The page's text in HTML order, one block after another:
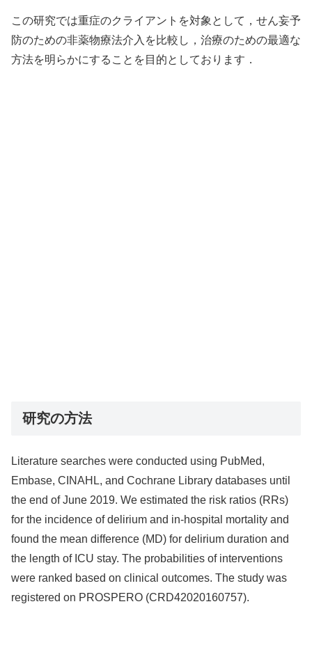
この研究では重症のクライアントを対象として，せん妄予
防のための非薬物療法介入を比較し，治療のための最適な
方法を明らかにすることを目的としております．
研究の方法
Literature searches were conducted using PubMed,
Embase, CINAHL, and Cochrane Library databases until
the end of June 2019. We estimated the risk ratios (RRs)
for the incidence of delirium and in-hospital mortality and
found the mean difference (MD) for delirium duration and
the length of ICU stay. The probabilities of interventions
were ranked based on clinical outcomes. The study was
registered on PROSPERO (CRD42020160757).